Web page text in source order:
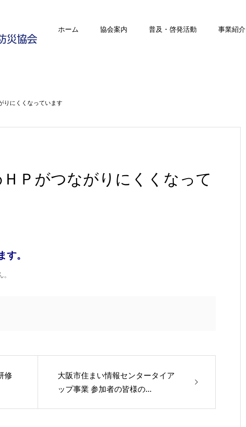
ホーム 協会案内 普及・啓発活動 事業紹介
りにくくなっています
Ｐがつながりにくくなって
。
修
大阪市住まい情報センタータイア
ップ事業 参加者の皆様の…